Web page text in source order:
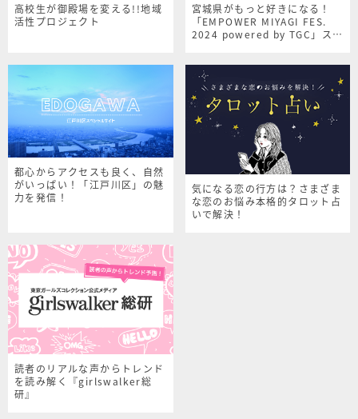
高校生が御殿場を変える!!地域
活性プロジェクト
宮城県がもっと好きになる！
「EMPOWER MIYAGI FES.
2024 powered by TGC」スペ
都心からアクセスも良く、自然
がいっぱい！「江戸川区」の魅
力を発信！
気になる恋の行方は？さまざま
な恋のお悩み本格的タロット占
いで解決！
読者のリアルな声からトレンド
を読み解く『girlswalker総
研』